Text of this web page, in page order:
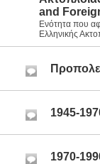
and
Ενότητα που
Ελληνικής
1945-
1970-